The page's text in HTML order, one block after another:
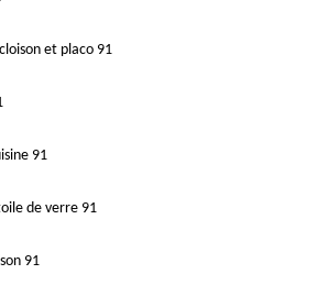
et placo 91
91
de verre 91
91